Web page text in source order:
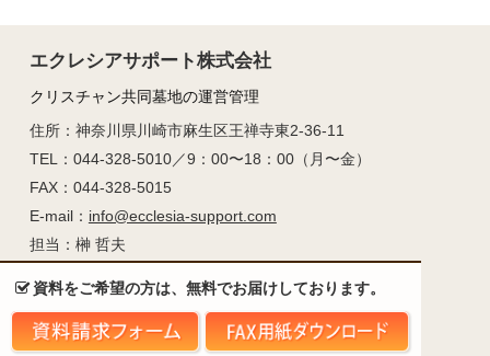
エクレシアサポート株式会社
クリスチャン共同墓地の運営管理
住所：神奈川県川崎市麻生区王禅寺東2-36-11
TEL：044-328-5010／9：00〜18：00（月〜金）
FAX：044-328-5015
E-mail： info@ecclesia-support.com
担当：榊 哲夫
資料をご希望の方は、無料でお届けしております。